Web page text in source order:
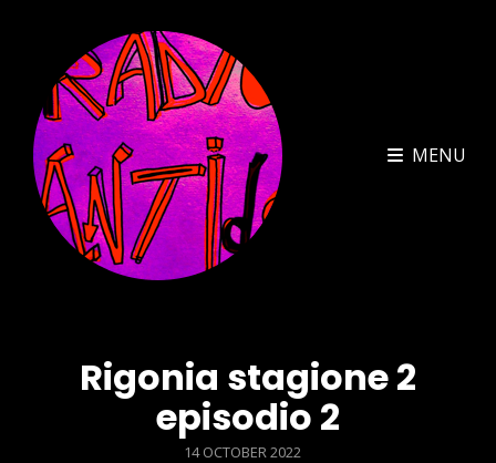
MENU
Rigonia stagione 2
episodio 2
POSTED
14 OCTOBER 2022